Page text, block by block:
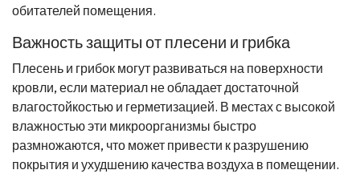
обитателей помещения.
Важность защиты от плесени и грибка
Плесень и грибок могут развиваться на поверхности
кровли, если материал не обладает достаточной
влагостойкостью и герметизацией. В местах с высокой
влажностью эти микроорганизмы быстро
размножаются, что может привести к разрушению
покрытия и ухудшению качества воздуха в помещении.